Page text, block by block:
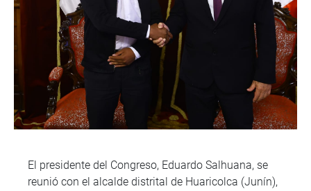
El presidente del Congreso, Eduardo Salhuana, se
reunió con el alcalde distrital de Huaricolca (Junín),